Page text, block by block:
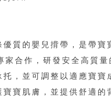
優質的嬰兒揹帶，是帶
家合作，研發安全高質
，並可調整以適應寶
寶肌膚，並提供舒適的